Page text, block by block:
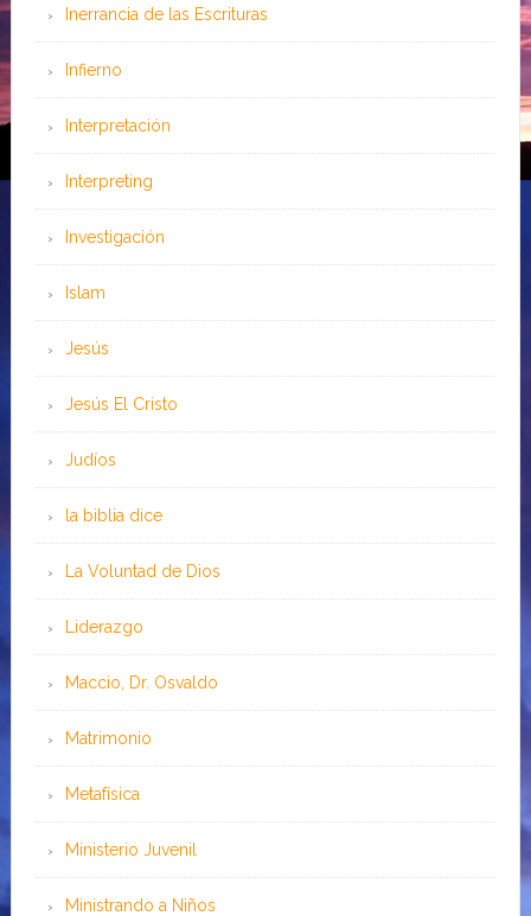
Inerrancia de las Escrituras
Infierno
Interpretación
Interpreting
Investigación
Islam
Jesús
Jesús El Cristo
Judíos
la biblia dice
La Voluntad de Dios
Liderazgo
Maccio, Dr. Osvaldo
Matrimonio
Metafísica
Ministerio Juvenil
Ministrando a Niños